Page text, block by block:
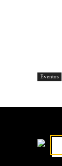
Eventos